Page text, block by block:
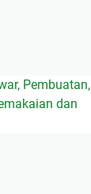
Pembuatan,
dan